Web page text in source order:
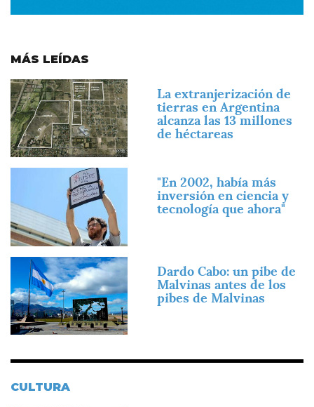
MÁS LEÍDAS
Imagen
La extranjerización de
tierras en Argentina
alcanza las 13 millones
de héctareas
"En 2002, había más
inversión en ciencia y
tecnología que ahora"
Imagen
Dardo Cabo: un pibe de
Malvinas antes de los
pibes de Malvinas
CULTURA